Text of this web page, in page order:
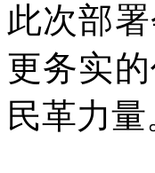
此次部
更务实
民革力量